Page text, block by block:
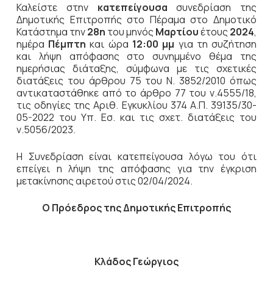
Καλείστε στην κατεπείγουσα συνεδρίαση της
Δημοτικής Επιτροπής στο Πέραμα στο Δημοτικό
Κατάστημα την28η του μηνός Μαρτίουέτους 2024,
ημέρα Πέμπτηκαι ώρα 12:00 μμ για τη συζήτηση
και λήψη απόφασης στο συνημμένο θέμα της
ημερήσιας διάταξης, σύμφωνα με τις σχετικές
διατάξεις του άρθρου 75 του Ν. 3852/2010 όπως
αντικαταστάθηκε από το άρθρο 77 του ν.4555/18,
τις οδηγίες της Αριθ. Εγκυκλίου 374 Α.Π. 39135/30-
05-2022 του Υπ. Εσ. και τις σχετ. διατάξεις του
ν.5056/2023.
Η Συνεδρίαση είναι κατεπείγουσα λόγω του ότι
επείγει η λήψη της απόφασης για την έγκριση
μετακίνησης αιρετού στις 02/04/2024.
Ο Πρόεδροςτης Δημοτικής Επιτροπής
Κλάδος Γεώργιος